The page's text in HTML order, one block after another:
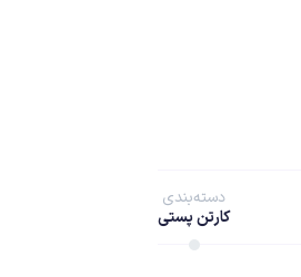
دسته‌بندی
کارتن پستی